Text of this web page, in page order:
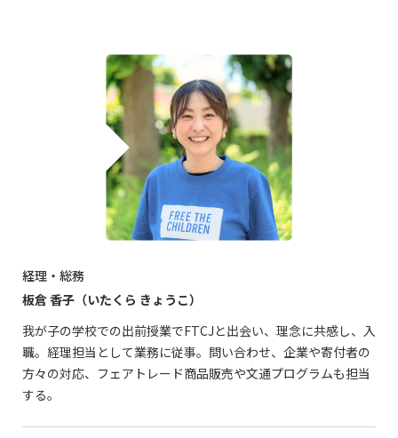
経理・総務
板倉 香子（いたくら きょうこ）
我が子の学校での出前授業でFTCJと出会い、理念に共感し、入
職。経理担当として業務に従事。問い合わせ、企業や寄付者の
方々の対応、フェアトレード商品販売や文通プログラムも担当
する。